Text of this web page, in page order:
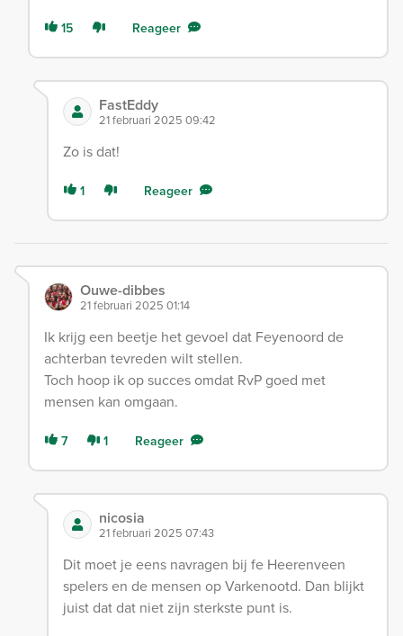
15 Reageer
FastEddy
21 februari 2025 09:42
Zo is dat!
1 Reageer
Ouwe-dibbes
21 februari 2025 01:14
Ik krijg een beetje het gevoel dat Feyenoord de
achterban tevreden wilt stellen.
Toch hoop ik op succes omdat RvP goed met
mensen kan omgaan.
7 1 Reageer
nicosia
21 februari 2025 07:43
Dit moet je eens navragen bij fe Heerenveen
spelers en de mensen op Varkenootd. Dan blijkt
juist dat dat niet zijn sterkste punt is.